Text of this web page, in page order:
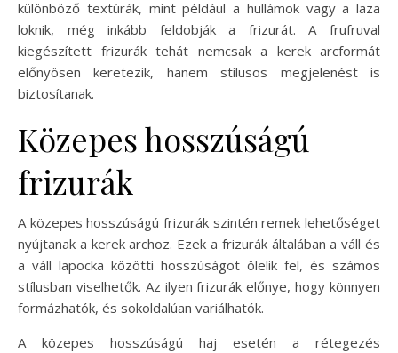
különböző textúrák, mint például a hullámok vagy a laza
loknik, még inkább feldobják a frizurát. A frufruval
kiegészített frizurák tehát nemcsak a kerek arcformát
előnyösen keretezik, hanem stílusos megjelenést is
biztosítanak.
Közepes hosszúságú
frizurák
A közepes hosszúságú frizurák szintén remek lehetőséget
nyújtanak a kerek archoz. Ezek a frizurák általában a váll és
a váll lapocka közötti hosszúságot ölelik fel, és számos
stílusban viselhetők. Az ilyen frizurák előnye, hogy könnyen
formázhatók, és sokoldalúan variálhatók.
A közepes hosszúságú haj esetén a rétegezés